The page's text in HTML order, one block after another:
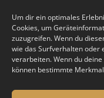
Um dir ein optimales
Cookies, um
zuzugreifen. Wenn du
wie das Surfverhalten oder
verarbeiten. Wenn du
können bestimmte
Monddrache
Kaleidoskop
Shop